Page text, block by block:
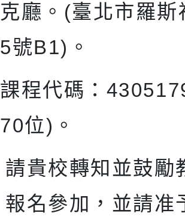
克廳。(臺北市羅
5號B1)。
課程代碼：
70位)。
請貴校轉知並鼓勵
報名參加，並請准